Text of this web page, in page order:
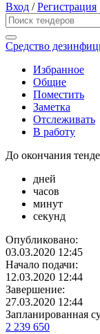
Вход /Регистрация
Средство
Избранное
Общие
Поместить
Заметка
Отслеживать
В работу
До окончания
дней
часов
минут
секунд
Опубликовано:
03.03.2020 12:45
Начало подачи:
12.03.2020 12:44
Завершение:
27.03.2020 12:44
Запланированная
2 239 650